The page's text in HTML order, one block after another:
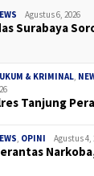
Agustus 6, 2026
Surabaya
& KRIMINAL,
Tanjung
, OPINI Agustus 4,